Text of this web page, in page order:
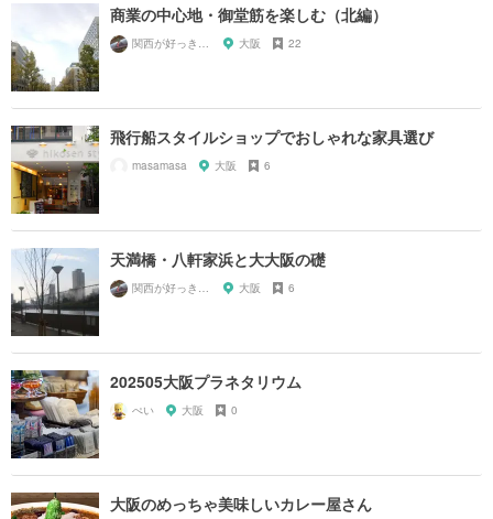
商業の中心地・御堂筋を楽しむ（北編）
大阪 22
飛行船スタイルショップでおしゃれな家具選び
masamasa 大阪 6
天満橋・八軒家浜と大大阪の礎
大阪 6
202505大阪プラネタリウム
ぺい 大阪 0
大阪のめっちゃ美味しいカレー屋さん